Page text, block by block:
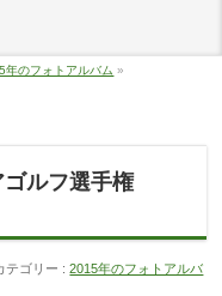
年のフォトアルバム »
ルフ選手権
テゴリー :2015年のフォトアルバ